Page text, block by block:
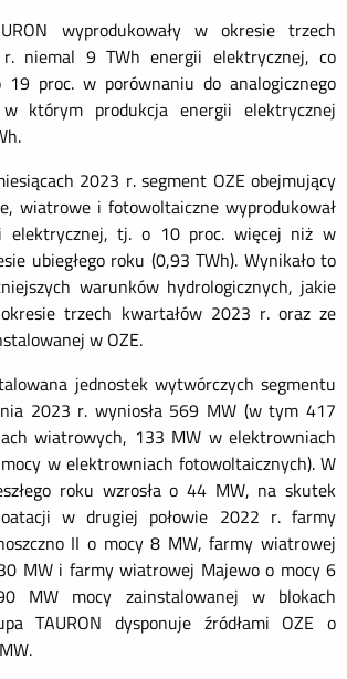
wyprodukowały w okresie trzech
niemal 9 TWh energii elektrycznej, co
19 proc. w porównaniu do analogicznego
którym produkcja energii elektrycznej
2023 r. segment OZE obejmujący
wiatrowe i fotowoltaiczne wyprodukował
elektrycznej, tj. o 10 proc. więcej niż w
ubiegłego roku (0,93 TWh). Wynikało to
warunków hydrologicznych, jakie
trzech kwartałów 2023 r. oraz ze
w OZE.
jednostek wytwórczych segmentu
2023 r. wyniosła 569 MW (w tym 417
wiatrowych, 133 MW w elektrowniach
w elektrowniach fotowoltaicznych). W
roku wzrosła o 44 MW, na skutek
w drugiej połowie 2022 r. farmy
II o mocy 8 MW, farmy wiatrowej
MW i farmy wiatrowej Majewo o mocy 6
MW mocy zainstalowanej w blokach
TAURON dysponuje źródłami OZE o